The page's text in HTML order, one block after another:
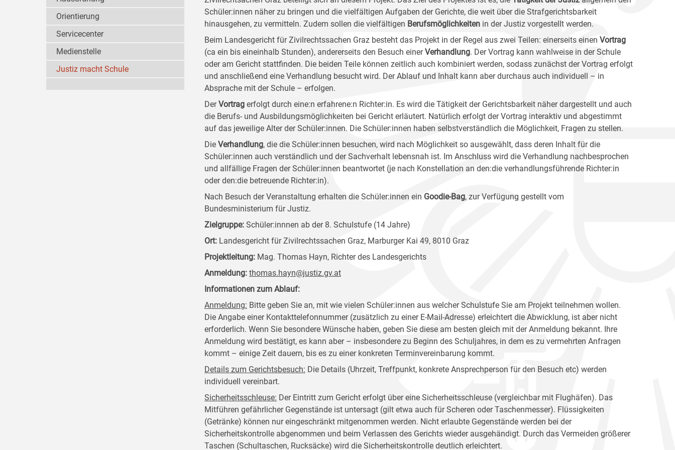
Schüler:innen näher zu bringen und die vielfältigen Aufgaben der Gerichte, die weit über die Strafgerichtsbarkeit
hinausgehen, zu vermitteln. Zudem sollen die vielfältigen Berufsmöglichkeiten in der Justiz vorgestellt werden.
Beim Landesgericht für Zivilrechtssachen Graz besteht das Projekt in der Regel aus zwei Teilen: einerseits einen Vortrag
(ca ein bis eineinhalb Stunden), andererseits den Besuch einerVerhandlung. Der Vortrag kann wahlweise in der Schule
oder am Gericht stattfinden. Die beiden Teile können zeitlich auch kombiniert werden, sodass zunächst der Vortrag erfolgt
und anschließend eine Verhandlung besucht wird. Der Ablauf und Inhalt kann aber durchaus auch individuell – in
Absprache mit der Schule – erfolgen.
DerVortrag erfolgt durch eine:n erfahrene:n Richter:in. Es wird die Tätigkeit der Gerichtsbarkeit näher dargestellt und auch
die Berufs- und Ausbildungsmöglichkeiten bei Gericht erläutert. Natürlich erfolgt der Vortrag interaktiv und abgestimmt
auf das jeweilige Alter der Schüler:innen. Die Schüler:innen haben selbstverständlich die Möglichkeit, Fragen zu stellen.
Die Verhandlung, die die Schüler:innen besuchen, wird nach Möglichkeit so ausgewählt, dass deren Inhalt für die
Schüler:innen auch verständlich und der Sachverhalt lebensnah ist. Im Anschluss wird die Verhandlung nachbesprochen
und allfällige Fragen der Schüler:innen beantwortet (je nach Konstellation an den:die verhandlungsführende Richter:in
oder den:die betreuende Richter:in).
Nach Besuch der Veranstaltung erhalten die Schüler:innen ein Goodie-Bag, zur Verfügung gestellt vom
Bundesministerium für Justiz.
Zielgruppe: Schüler:innnen ab der 8. Schulstufe (14 Jahre)
Ort: Landesgericht für Zivilrechtssachen Graz, Marburger Kai 49, 8010 Graz
Projektleitung: Mag. Thomas Hayn, Richter des Landesgerichts
Anmeldung: thomas.hayn@justiz.gv.at
Informationen zum Ablauf:
Anmeldung: Bitte geben Sie an, mit wie vielen Schüler:innen aus welcher Schulstufe Sie am Projekt teilnehmen wollen.
Die Angabe einer Kontakttelefonnummer (zusätzlich zu einer E-Mail-Adresse) erleichtert die Abwicklung, ist aber nicht
erforderlich. Wenn Sie besondere Wünsche haben, geben Sie diese am besten gleich mit der Anmeldung bekannt. Ihre
Anmeldung wird bestätigt, es kann aber – insbesondere zu Beginn des Schuljahres, in dem es zu vermehrten Anfragen
kommt – einige Zeit dauern, bis es zu einer konkreten Terminvereinbarung kommt.
Details zum Gerichtsbesuch: Die Details (Uhrzeit, Treffpunkt, konkrete Ansprechperson für den Besuch etc) werden
individuell vereinbart.
Sicherheitsschleuse: Der Eintritt zum Gericht erfolgt über eine Sicherheitsschleuse (vergleichbar mit Flughäfen). Das
Mitführen gefährlicher Gegenstände ist untersagt (gilt etwa auch für Scheren oder Taschenmesser). Flüssigkeiten
(Getränke) können nur eingeschränkt mitgenommen werden. Nicht erlaubte Gegenstände werden bei der
Sicherheitskontrolle abgenommen und beim Verlassen des Gerichts wieder ausgehändigt. Durch das Vermeiden größerer
Taschen (Schultaschen, Rucksäcke) wird die Sicherheitskontrolle deutlich erleichtert.
Orientierung
Servicecenter
Medienstelle
Justiz macht Schule